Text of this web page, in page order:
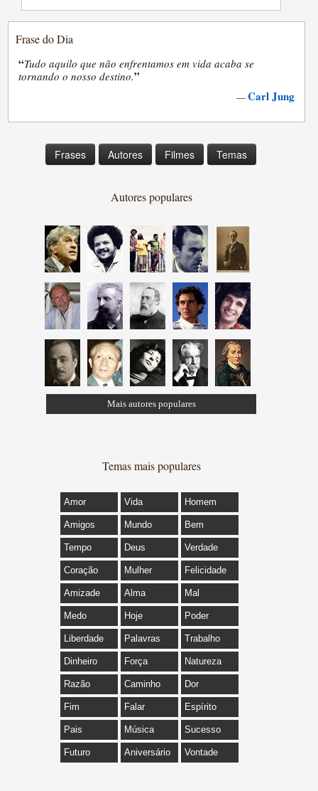
Frase do Dia
“Tudo aquilo que não enfrentamos em vida acaba se
tornando o nosso destino.”
—Carl Jung
Frases Autores Filmes Temas
Autores populares
Mais autores populares
Temas mais populares
Amor Vida Homem
Amigos Mundo Bem
Tempo Deus Verdade
Coração Mulher Felicidade
Amizade Alma Mal
Medo Hoje Poder
Liberdade Palavras Trabalho
Dinheiro Força Natureza
Razão Caminho Dor
Fim Falar Espírito
Pais Música Sucesso
Futuro Aniversário Vontade